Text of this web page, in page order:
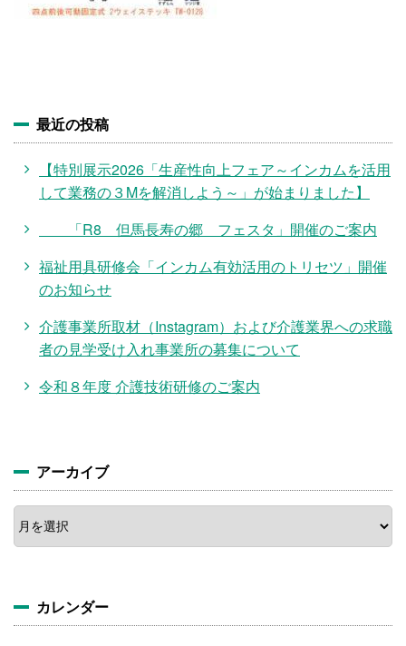
最近の投稿
【特別展示2026「生産性向上フェア～インカムを活用
して業務の３Mを解消しよう～」が始まりました】
「R8 但馬長寿の郷 フェスタ」開催のご案内
福祉用具研修会「インカム有効活用のトリセツ」開催
のお知らせ
介護事業所取材（Instagram）および介護業界への求職
者の見学受け入れ事業所の募集について
令和８年度 介護技術研修のご案内
アーカイブ
ア
ー
カ
カレンダー